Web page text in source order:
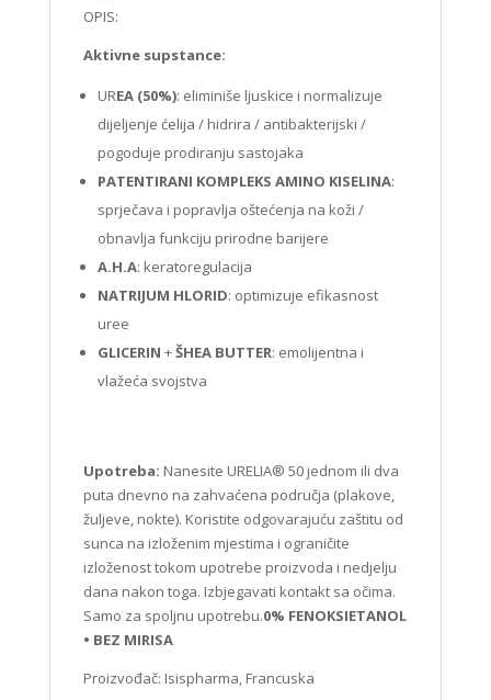
OPIS:
Aktivne supstance:
UREA (50%): eliminiše ljuskice i normalizuje
dijeljenje ćelija / hidrira / antibakterijski /
pogoduje prodiranju sastojaka
PATENTIRANI KOMPLEKS AMINO KISELINA:
sprječava i popravlja oštećenja na koži /
obnavlja funkciju prirodne barijere
A.H.A: keratoregulacija
NATRIJUM HLORID: optimizuje efikasnost
uree
GLICERIN +ŠHEA BUTTER: emolijentna i
vlažeća svojstva
Upotreba: Nanesite URELIA® 50 jednom ili dva
puta dnevno na zahvaćena područja (plakove,
žuljeve, nokte). Koristite odgovarajuću zaštitu od
sunca na izloženim mjestima i ograničite
izloženost tokom upotrebe proizvoda i nedjelju
dana nakon toga. Izbjegavati kontakt sa očima.
Samo za spoljnu upotrebu.0% FENOKSIETANOL
• BEZ MIRISA
Proizvođač: Isispharma, Francuska